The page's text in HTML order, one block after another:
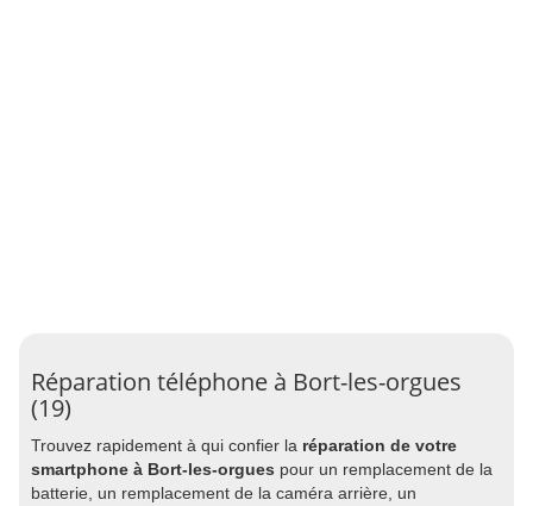
Réparation téléphone à Bort-les-orgues
(19)
Trouvez rapidement à qui confier la réparation de votre
smartphone à Bort-les-orgues pour un remplacement de la
batterie, un remplacement de la caméra arrière, un